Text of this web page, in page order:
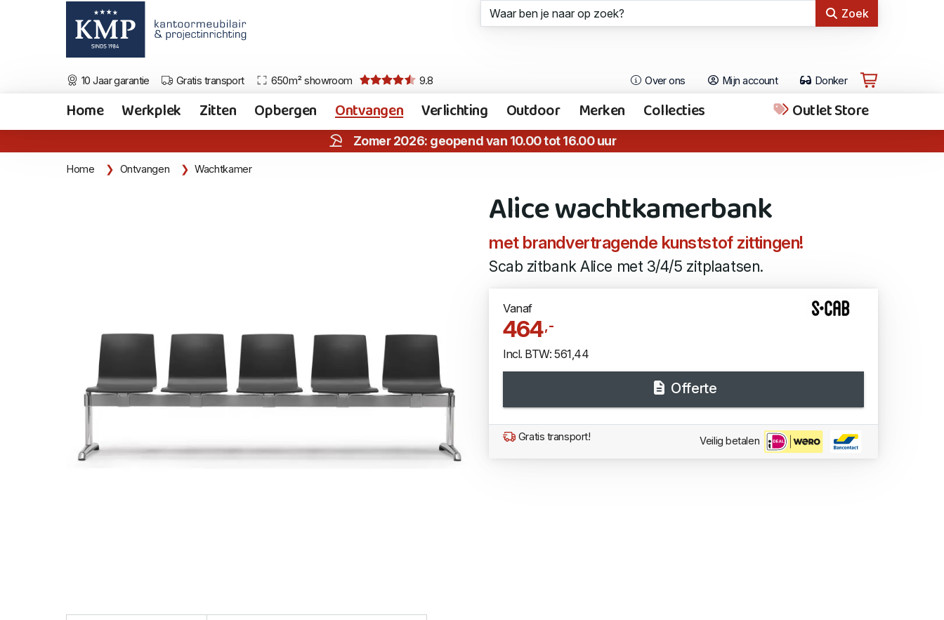
Zoek
10 Jaar garantie Gratis transport 650m² showroom 9.8 Over ons Mijn account Donker
Home Werkplek Zitten Opbergen Ontvangen Verlichting Outdoor Merken Collecties Outlet Store
Zomer 2026: geopend van 10.00 tot 16.00 uur
Home Ontvangen Wachtkamer
Alice wachtkamerbank
met brandvertragende kunststof zittingen!
Scab zitbank Alice met 3/4/5 zitplaatsen.
Vanaf
464,-
Incl. BTW: 561,44
Offerte
Gratis transport! Veilig betalen